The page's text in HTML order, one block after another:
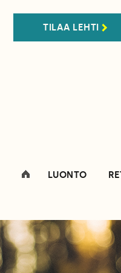
TILAA LEHTI
LUONTO